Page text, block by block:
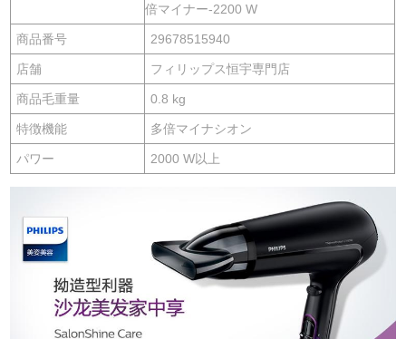
倍マイナー-2200 W
商品番号 29678515940
店舗 フィリップス恒宇専門店
商品毛重量 0.8 kg
特徴機能 多倍マイナシオン
パワー 2000 W以上